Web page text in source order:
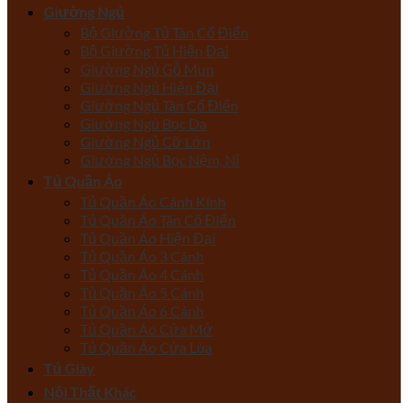
Giường Ngủ
Bộ Giường Tủ Tân Cổ Điển
Bộ Giường Tủ Hiện Đại
Giường Ngủ Gỗ Mun
Giường Ngủ Hiện Đại
Giường Ngủ Tân Cổ Điển
Giường Ngủ Bọc Da
Giường Ngủ Cỡ Lớn
Giường Ngủ Bọc Nệm, Nỉ
Tủ Quần Áo
Tủ Quần Áo Cánh Kính
Tủ Quần Áo Tân Cổ Điển
Tủ Quần Áo Hiện Đại
Tủ Quần Áo 3 Cánh
Tủ Quần Áo 4 Cánh
Tủ Quần Áo 5 Cánh
Tủ Quần Áo 6 Cánh
Tủ Quần Áo Cửa Mở
Tủ Quần Áo Cửa Lùa
Tủ Giày
Nội Thất Khác